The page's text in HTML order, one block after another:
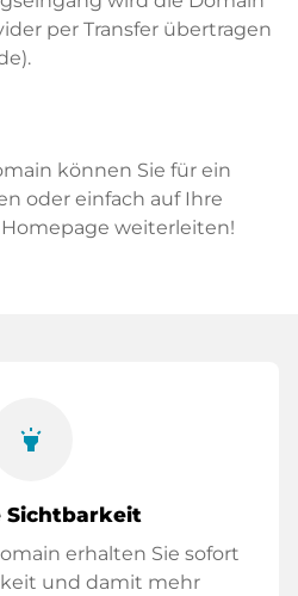
per Transfer übertragen
können Sie für ein
oder einfach auf Ihre
weiterleiten!
highlight
Sichtbarkeit
erhalten Sie sofort
und damit mehr